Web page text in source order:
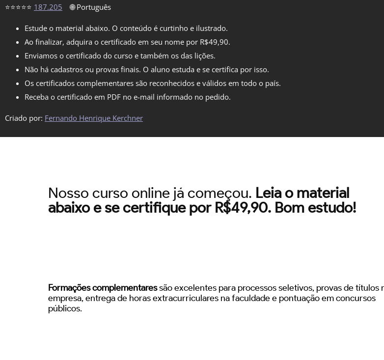
⭐⭐⭐⭐⭐ 187.205 🌐 Português
Estude o material abaixo. O conteúdo é curtinho e ilustrado.
Ao finalizar, adquira o certificado em seu nome por R$49,90.
Enviamos o certificado do curso e também os das lições.
Não há cadastros ou provas finais. O aluno estuda e se certifica por isso.
Os certificados complementares são reconhecidos e válidos em todo o país.
Receba o certificado em PDF no e-mail informado no pedido.
Criado por: Fernando Henrique Kerchner
Nosso curso online já começou. Leia o material
abaixo e se certifique por R$49,90. Bom estudo!
Formações complementaressão excelentes para processos seletivos, provas de títulos
empresa, entrega de horas extracurriculares na faculdade e pontuação em concursos
públicos.